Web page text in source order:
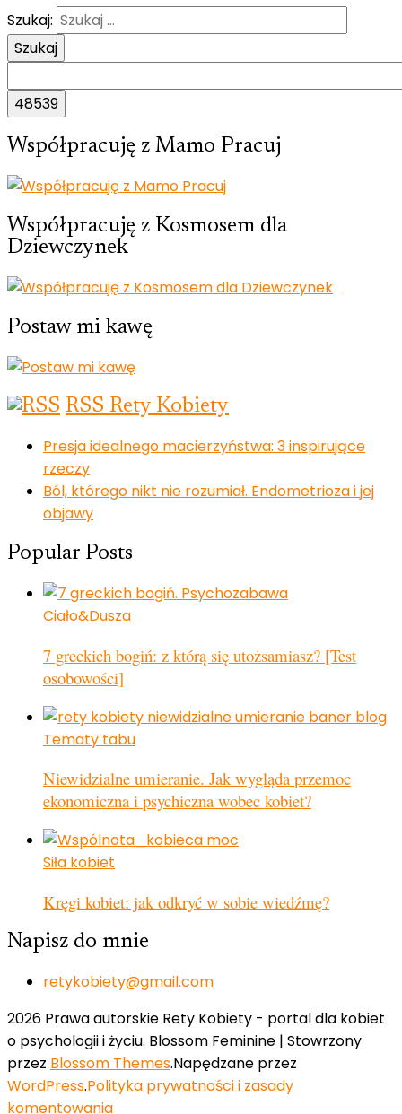
Szukaj:
Współpracuję z Mamo Pracuj
Współpracuję z Kosmosem dla
Dziewczynek
Postaw mi kawę
RSS Rety Kobiety
Presja idealnego macierzyństwa: 3 inspirujące
rzeczy
Ból, którego nikt nie rozumiał. Endometrioza i jej
objawy
Popular Posts
Ciało&Dusza
7 greckich bogiń: z którą się utożsamiasz? [Test
osobowości]
Tematy tabu
Niewidzialne umieranie. Jak wygląda przemoc
ekonomiczna i psychiczna wobec kobiet?
Siła kobiet
Kręgi kobiet: jak odkryć w sobie wiedźmę?
Napisz do mnie
retykobiety@gmail.com
2026 Prawa autorskie Rety Kobiety - portal dla kobiet
o psychologii i życiu. Blossom Feminine | Stowrzony
przez Blossom Themes.Napędzane przez
WordPress.Polityka prywatności i zasady
komentowania